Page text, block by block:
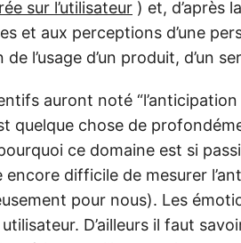
sur l’utilisateur ) et, d’après
et aux perceptions d’une
de l’usage d’un produit, d’un
auront noté “l’anticipation
quelque chose de
pourquoi ce domaine est si
encore difficile de mesurer
pour nous). Les
utilisateur. D’ailleurs il faut